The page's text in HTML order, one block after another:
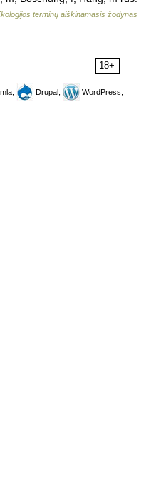
terminų aiškinamasis žodynas
18+
Drupal,
WordPress,